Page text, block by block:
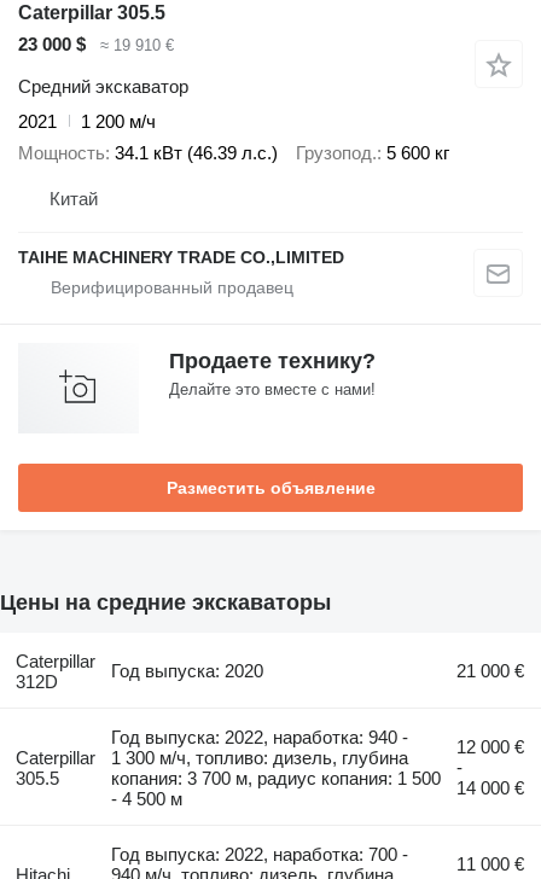
Caterpillar 305.5
23 000 $
≈ 19 910 €
Средний экскаватор
2021
1 200 м/ч
Мощность 34.1 кВт (46.39 л.с.) Грузопод. 5 600 кг
Китай
TAIHE MACHINERY TRADE CO.,LIMITED
Продаете технику?
Делайте это вместе с нами!
Разместить объявление
Цены на средние экскаваторы
Caterpillar
312D
Год выпуска: 2020 21 000 €
Caterpillar
305.5
Год выпуска: 2022, наработка: 940 -
1 300 м/ч, топливо: дизель, глубина
копания: 3 700 м, радиус копания: 1 500
- 4 500 м
12 000 €
-
14 000 €
Год выпуска: 2022, наработка: 700 -
11 000 €